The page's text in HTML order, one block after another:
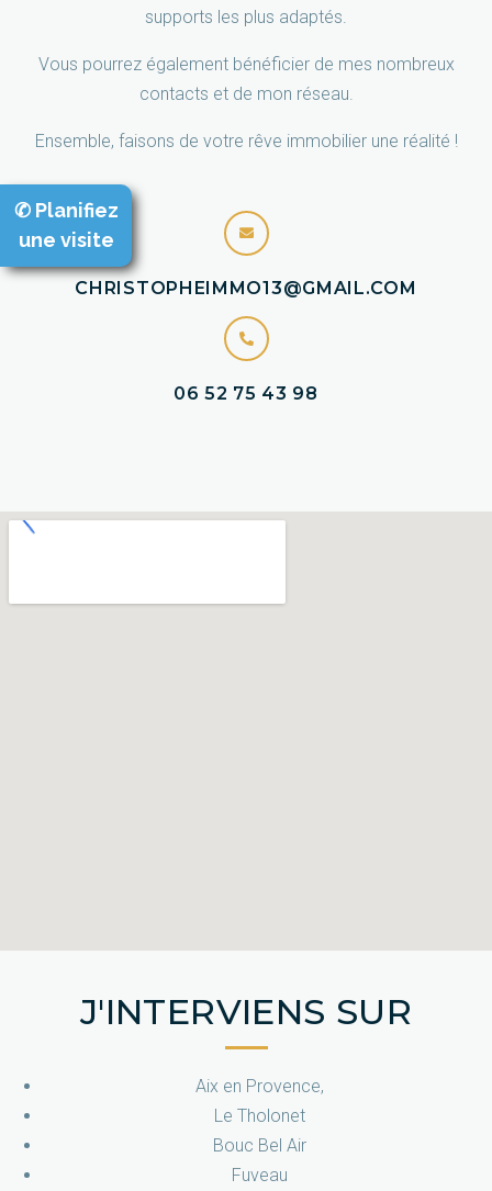
supports les plus adaptés.
Vous pourrez également bénéficier de mes nombreux
contacts et de mon réseau.
Ensemble, faisons de votre rêve immobilier une réalité !
CHRISTOPHEIMMO13@GMAIL.COM
06 52 75 43 98
J'INTERVIENS SUR
Aix en Provence,
Le Tholonet
Bouc Bel Air
Fuveau
✆ Planifiez
une visite